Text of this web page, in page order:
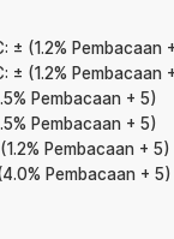
dengan fitur
listrik hanya
rumah tangga.
hasil pengukuran
di kondisi minim
± (1.2% Pembacaan
± (1.2% Pembacaan
Pembacaan + 5)
Pembacaan + 5)
Pembacaan + 5)
Pembacaan + 5)